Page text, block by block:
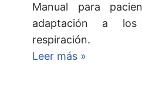
Manual para
adaptación a
respiración.
Leer más »